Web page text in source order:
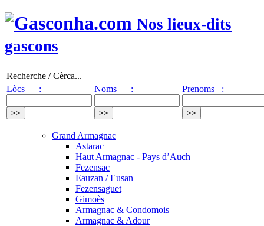
Nos lieux-dits
gascons
Recherche / Cèrca...
Lòcs :
Noms : Prenoms :
Grand Armagnac
Astarac
Haut Armagnac - Pays d’Auch
Fezensac
Eauzan / Eusan
Fezensaguet
Gimoès
Armagnac & Condomois
Armagnac & Adour